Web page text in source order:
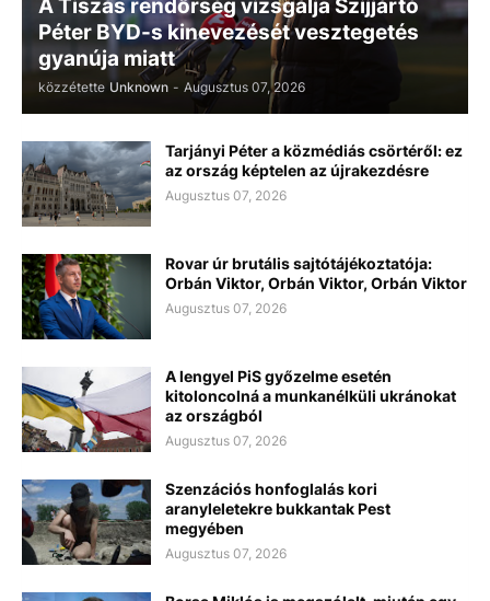
A Tiszás rendőrség vizsgálja Szijjártó
Péter BYD-s kinevezését vesztegetés
gyanúja miatt
közzétette Unknown - Augusztus 07, 2026
Tarjányi Péter a közmédiás csörtéről: ez
az ország képtelen az újrakezdésre
Augusztus 07, 2026
Rovar úr brutális sajtótájékoztatója:
Orbán Viktor, Orbán Viktor, Orbán Viktor
Augusztus 07, 2026
A lengyel PiS győzelme esetén
kitoloncolná a munkanélküli ukránokat
az országból
Augusztus 07, 2026
Szenzációs honfoglalás kori
aranyleletekre bukkantak Pest
megyében
Augusztus 07, 2026